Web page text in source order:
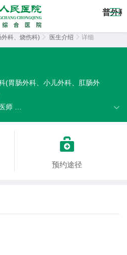
普外
科、烧伤科)  医生介绍  详细
师

预约途径